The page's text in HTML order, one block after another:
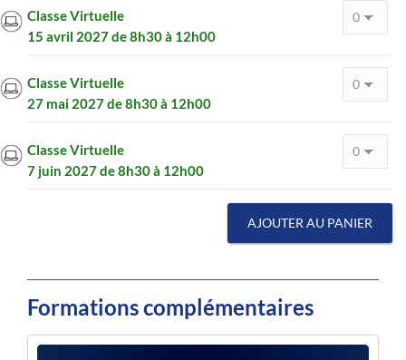
Classe Virtuelle
15 avril 2027 de 8h30 à 12h00
Classe Virtuelle
27 mai 2027 de 8h30 à 12h00
Classe Virtuelle
7 juin 2027 de 8h30 à 12h00
AJOUTER AU PANIER
Formations complémentaires